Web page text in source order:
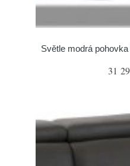
Světle modrá
31